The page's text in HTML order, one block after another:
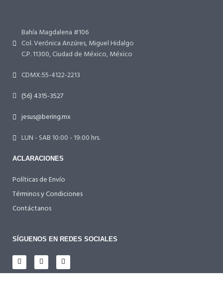
Bahía Magdalena #106
Col. Verónica Anzúres, Miguel Hidalgo
C.P. 11300, Ciudad de México, México
CDMX:55-4122-2213
(56) 4315-3527
jesus@bering.mx
LUN - SAB 10:00 - 19:00 hrs.
ACLARACIONES
Políticas de Envío
Términos y Condiciones
Contáctanos
SÍGUENOS EN REDES SOCIALES